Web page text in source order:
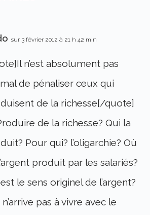
sur 3 février 2012 à 21 h 42 min
n’est absolument pas
de pénaliser ceux qui
de la richesse[/quote]
de la richesse? Qui la
Pour qui? l’oligarchie? Où
produit par les salariés?
le sens originel de l’argent?
n’arrive pas à vivre avec le